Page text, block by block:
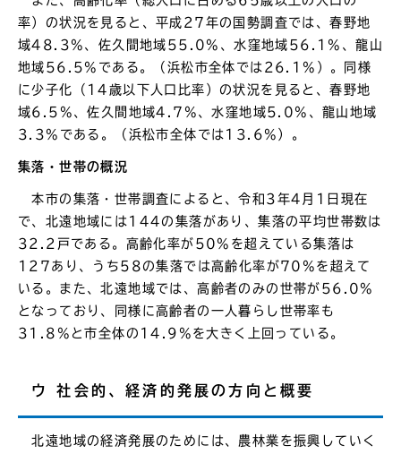
率）の状況を見ると、平成27年の国勢調査では、春野地
域48.3%、佐久間地域55.0%、水窪地域56.1%、龍山
地域56.5%である。（浜松市全体では26.1%）。同様
に少子化（14歳以下人口比率）の状況を見ると、春野地
域6.5%、佐久間地域4.7%、水窪地域5.0%、龍山地域
3.3%である。（浜松市全体では13.6%）。
集落・世帯の概況
本市の集落・世帯調査によると、令和3年4月1日現在
で、北遠地域には144の集落があり、集落の平均世帯数は
32.2戸である。高齢化率が50%を超えている集落は
127あり、うち58の集落では高齢化率が70%を超えて
いる。また、北遠地域では、高齢者のみの世帯が56.0%
となっており、同様に高齢者の一人暮らし世帯率も
31.8%と市全体の14.9%を大きく上回っている。
ウ 社会的、経済的発展の方向と概要
北遠地域の経済発展のためには、農林業を振興していく